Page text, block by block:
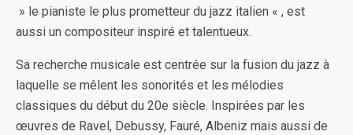
» le pianiste le plus prometteur du jazz italien « , est
aussi un compositeur inspiré et talentueux.
Sa recherche musicale est centrée sur la fusion du jazz à
laquelle se mêlent les sonorités et les mélodies
classiques du début du 20e siècle. Inspirées par les
œuvres de Ravel, Debussy, Fauré, Albeniz mais aussi de